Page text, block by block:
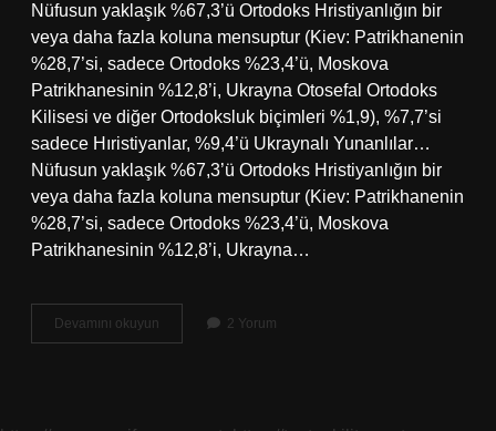
Nüfusun yaklaşık %67,3’ü Ortodoks Hristiyanlığın bir
veya daha fazla koluna mensuptur (Kiev: Patrikhanenin
%28,7’si, sadece Ortodoks %23,4’ü, Moskova
Patrikhanesinin %12,8’i, Ukrayna Otosefal Ortodoks
Kilisesi ve diğer Ortodoksluk biçimleri %1,9), %7,7’si
sadece Hıristiyanlar, %9,4’ü Ukraynalı Yunanlılar…
Nüfusun yaklaşık %67,3’ü Ortodoks Hristiyanlığın bir
veya daha fazla koluna mensuptur (Kiev: Patrikhanenin
%28,7’si, sadece Ortodoks %23,4’ü, Moskova
Patrikhanesinin %12,8’i, Ukrayna…
Devamını okuyun Ukrayna
Hangi
2 Yorum